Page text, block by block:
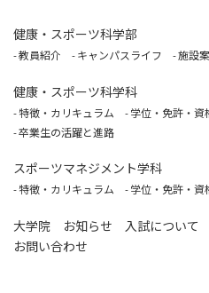
健康・スポーツ科学部
教員紹介 キャンパスライフ 施設
健康・スポーツ科学科
特徴・カリキュラム 学位・免許・資
卒業生の活躍と進路
スポーツマネジメント学科
特徴・カリキュラム 学位・免許・資
大学院 お知らせ 入試について
お問い合わせ